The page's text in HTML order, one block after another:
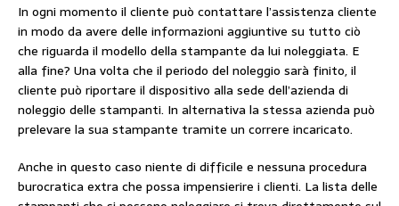
In ogni momento il cliente può contattare l’assistenza cliente
in modo da avere delle informazioni aggiuntive su tutto ciò
che riguarda il modello della stampante da lui noleggiata. E
alla fine? Una volta che il periodo del noleggio sarà finito, il
cliente può riportare il dispositivo alla sede dell’azienda di
noleggio delle stampanti. In alternativa la stessa azienda può
prelevare la sua stampante tramite un correre incaricato.
Anche in questo caso niente di difficile e nessuna procedura
burocratica extra che possa impensierire i clienti. La lista delle